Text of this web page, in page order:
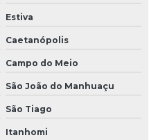
Estiva
Caetanópolis
Campo do Meio
São João do Manhuaçu
São Tiago
Itanhomi